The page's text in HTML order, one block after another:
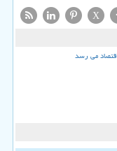
X
می رسد